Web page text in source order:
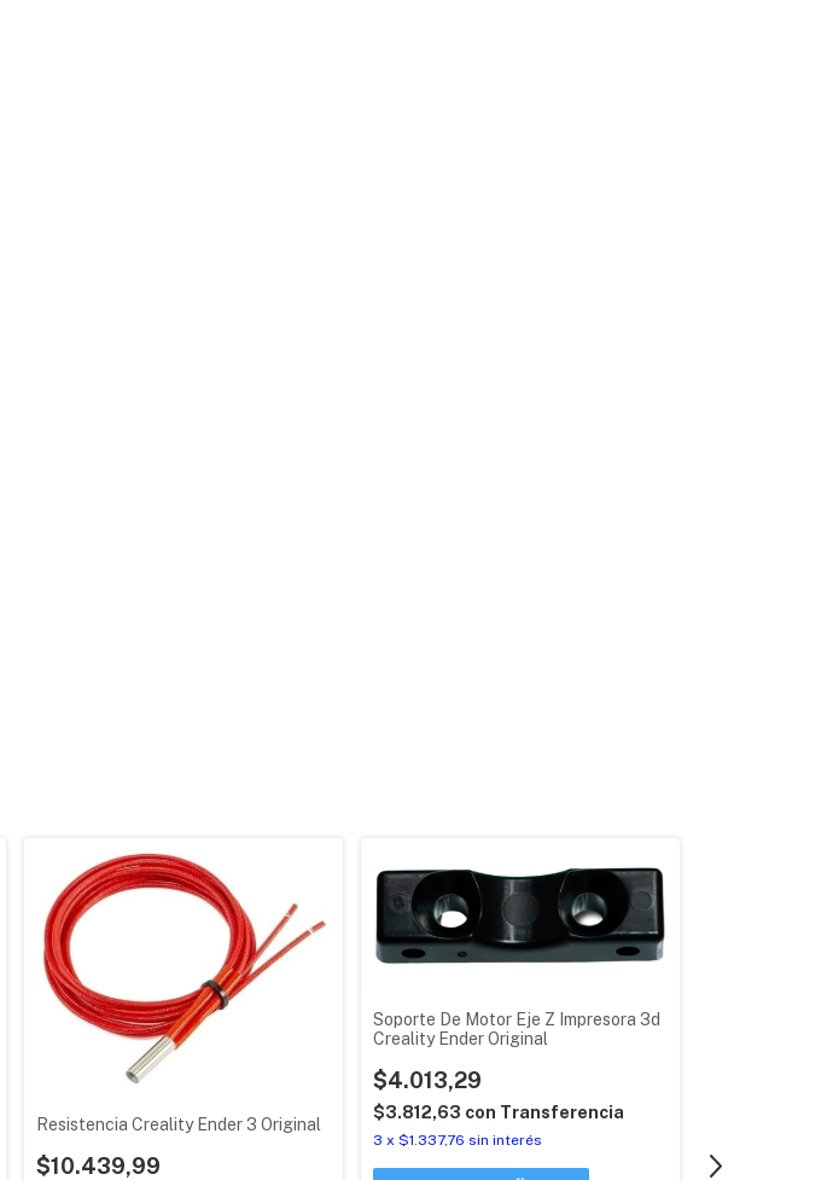
Resistencia Creality Ender 3 Original
$10.439,99
Soporte De Motor Eje Z Impresora 3d
Creality Ender Original
$4.013,29
$3.812,63 con Transferencia
3 x $1.337,76 sin interés